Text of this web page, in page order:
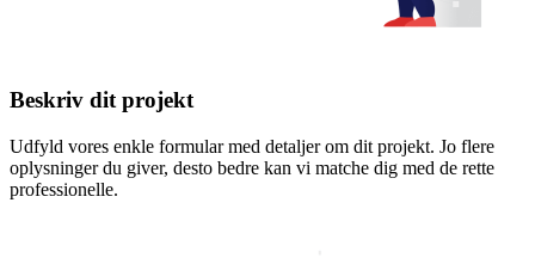
Beskriv dit projekt
Udfyld vores enkle formular med detaljer om dit projekt. Jo flere
oplysninger du giver, desto bedre kan vi matche dig med de rette
professionelle.